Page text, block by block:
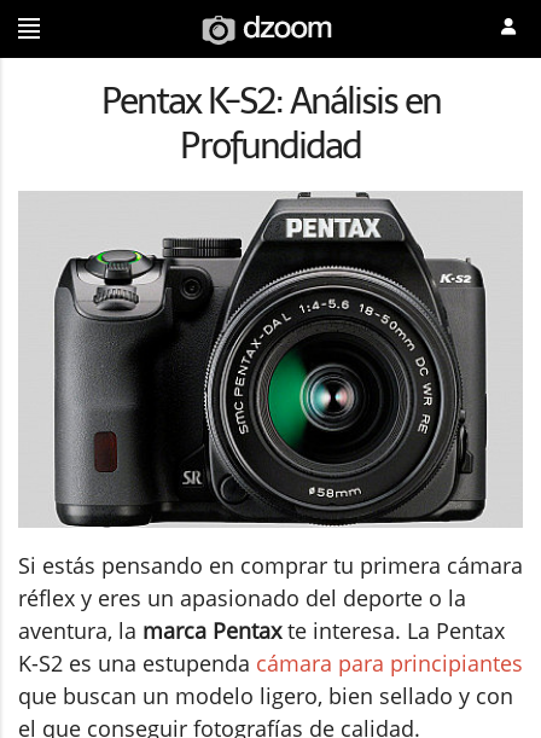
Pentax K-S2: Análisis en
Profundidad
Si estás pensando en comprar tu primera cámara
réflex y eres un apasionado del deporte o la
aventura, la marca Pentaxte interesa. La Pentax
K-S2 es una estupenda cámara para principiantes
que buscan un modelo ligero, bien sellado y con
el que conseguir fotografías de calidad.